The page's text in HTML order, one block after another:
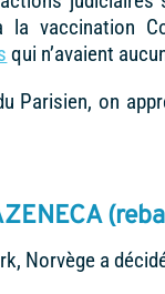
la vaccination
qui n’avaient
Parisien, on
Norvège a